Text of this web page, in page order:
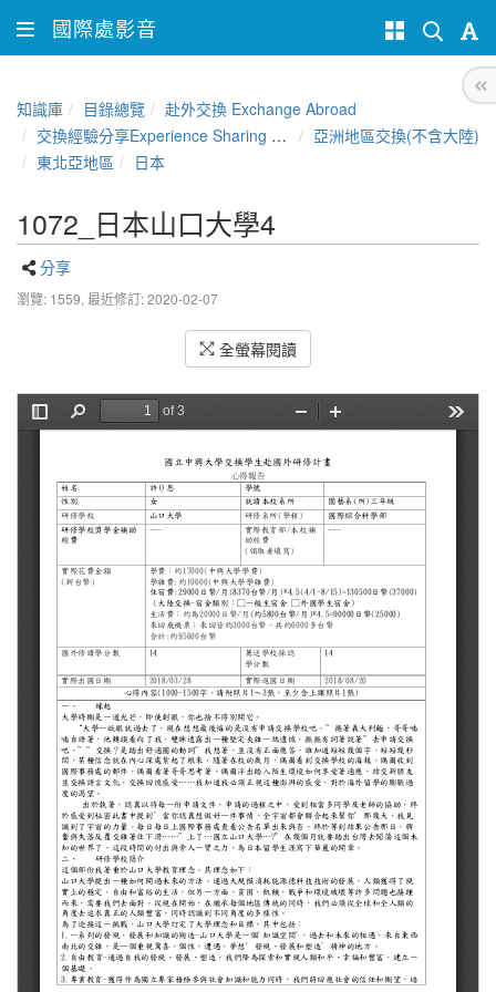
國際處影音
知識庫 目錄總覽
赴外交換 Exchange Abroad
交換經驗分享Experience Sharing of NCHU Exchange Program
亞洲地區交換(不含大陸)
東北亞地區
日本
1072_日本山口大學4
分享
瀏覽: 1559, 最近修訂: 2020-02-07
全螢幕閱讀